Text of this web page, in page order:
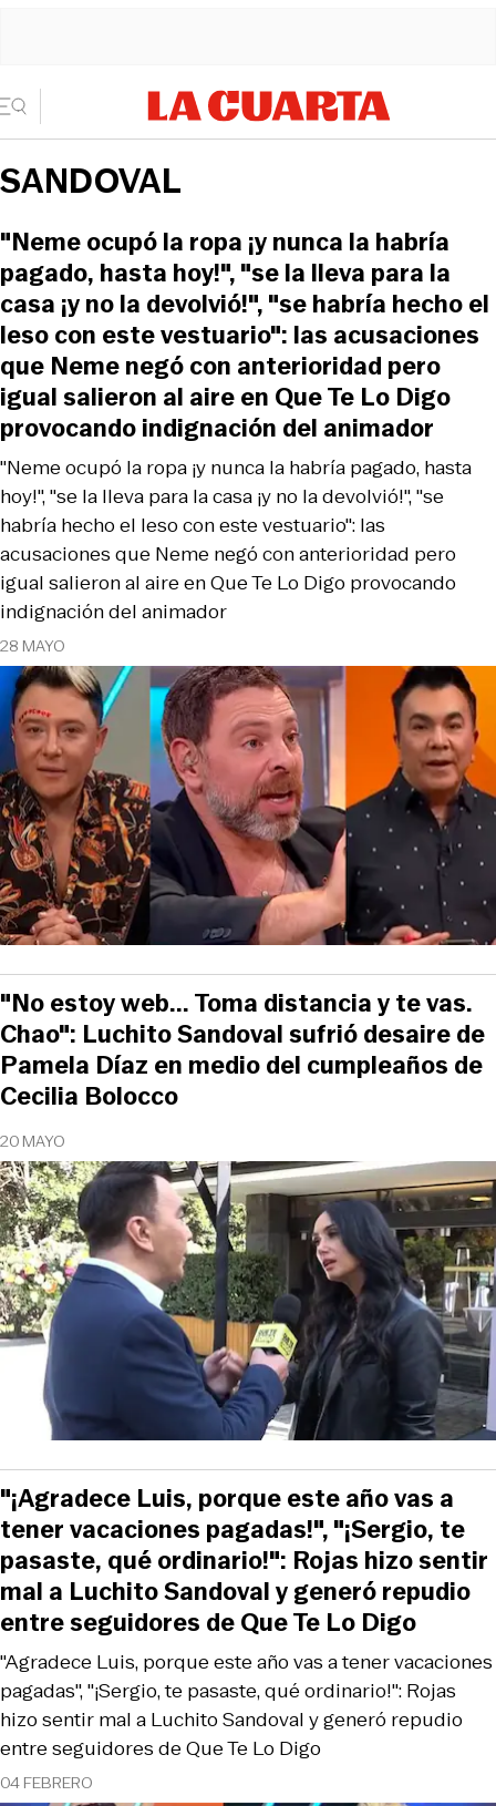
SANDOVAL
28 MAYO
"Neme ocupó la ropa ¡y nunca la habría pagado, hasta
hoy!", "se la lleva para la casa ¡y no la devolvió!", "se
habría hecho el leso con este vestuario": las
acusaciones que Neme negó con anterioridad pero
igual salieron al aire en Que Te Lo Digo provocando
indignación del animador
"Neme ocupó la ropa ¡y nunca la habría
pagado, hasta hoy!", "se la lleva para la
casa ¡y no la devolvió!", "se habría hecho el
leso con este vestuario": las acusaciones
que Neme negó con anterioridad pero
igual salieron al aire en Que Te Lo Digo
provocando indignación del animador
20 MAYO
"No estoy web... Toma distancia y te vas.
Chao": Luchito Sandoval sufrió desaire de
Pamela Díaz en medio del cumpleaños de
Cecilia Bolocco
04 FEBRERO
"Agradece Luis, porque este año vas a tener vacaciones
pagadas", "¡Sergio, te pasaste, qué ordinario!": Rojas
hizo sentir mal a Luchito Sandoval y generó repudio
entre seguidores de Que Te Lo Digo
"¡Agradece Luis, porque este año vas a
tener vacaciones pagadas!", "¡Sergio, te
pasaste, qué ordinario!": Rojas hizo sentir
mal a Luchito Sandoval y generó repudio
entre seguidores de Que Te Lo Digo